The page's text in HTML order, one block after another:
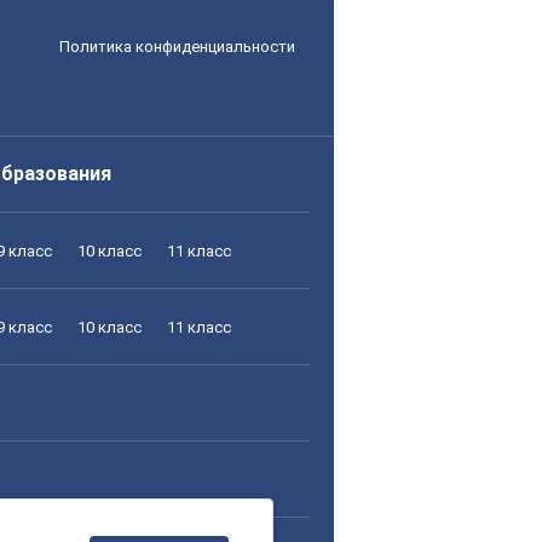
Политика конфиденциальности
класс 10 класс 11 класс
класс 10 класс 11 класс